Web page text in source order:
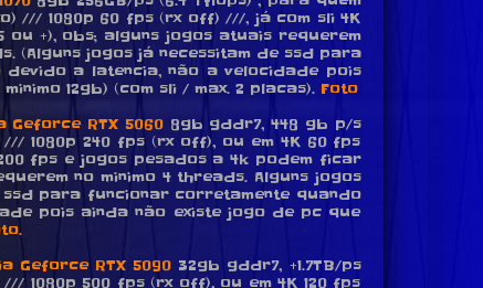
/// 1080p 60 fps (rx off) ///, já com sli 4K
ou +), obs; alguns jogos atuais requerem
(Alguns jogos já necessitam de ssd para
a latencia, não a velocidade pois
12gb) (com sli / max. 2 placas). Foto
Geforce RTX 50608gb gddr7, 448 gb p/s
1080p 240 fps (rx off), ou em 4K 60 fps
fps e jogos pesados a 4k podem ficar
no minimo 4 threads. Alguns jogos
ssd para funcionar corretamente quando
pois ainda não existe jogo de pc que
Geforce RTX 5090 32gb gddr7, +1.7TB/ps
1080p 500 fps (rx off), ou em 4K 120 fps